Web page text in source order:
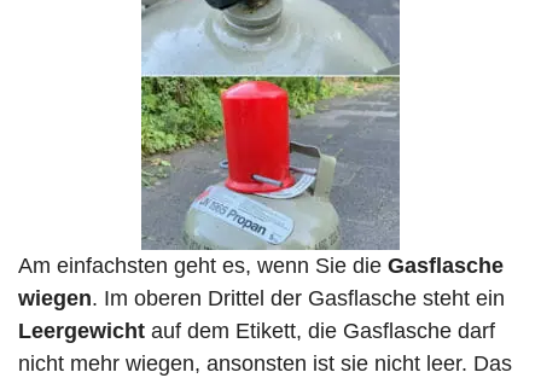
Am einfachsten geht es, wenn Sie die Gasflasche
wiegen. Im oberen Drittel der Gasflasche steht ein
Leergewicht auf dem Etikett, die Gasflasche darf
nicht mehr wiegen, ansonsten ist sie nicht leer. Das